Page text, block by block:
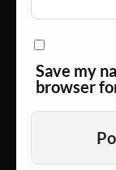
Save my
browser